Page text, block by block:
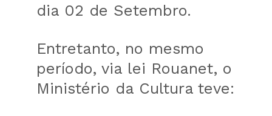
dia 02 de Setembro.
Entretanto, no mesmo
período, via lei Rouanet, o
Ministério da Cultura teve: